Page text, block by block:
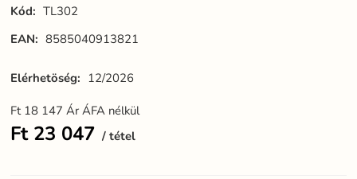
Kód: TL302
EAN: 8585040913821
Elérhetöség: 12/2026
Ft 18 147 Ár ÁFA nélkül
Ft 23 047 tétel